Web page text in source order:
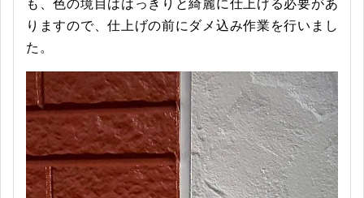
も、色の境目ははっきりと綺麗に仕上げる必要があ
りますので、仕上げの前にダメ込み作業を行いまし
た。